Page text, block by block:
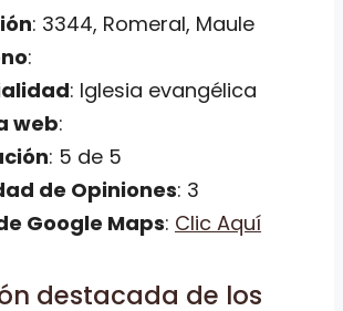
: 3344, Romeral, Maule
:
: Iglesia evangélica
web:
: 5 de 5
de Opiniones: 3
Google Maps: Clic Aquí
destacada de los